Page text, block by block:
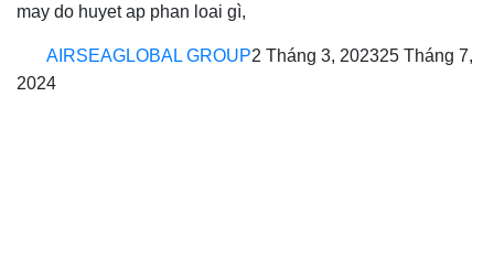
may do huyet ap phan loai gì,
AIRSEAGLOBAL GROUP2 Tháng 3, 202325 Tháng 7,
2024